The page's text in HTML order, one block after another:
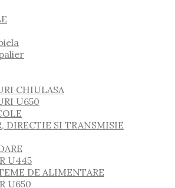
CHIULASA
U650
DIRECTIE SI TRANSMISIE
U445
DE ALIMENTARE
U650